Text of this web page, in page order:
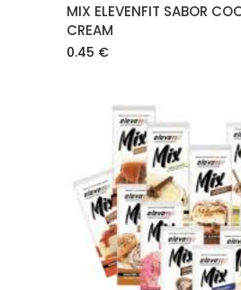
MIX ELEVENFIT SABOR
CREAM
0.45 €
AÑADIR AL